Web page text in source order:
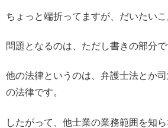
ちょっと端折ってますが、だいたいこ
問題となるのは、ただし書きの部分で
他の法律というのは、弁護士法とか
の法律です。
したがって、他士業の業務範囲を知